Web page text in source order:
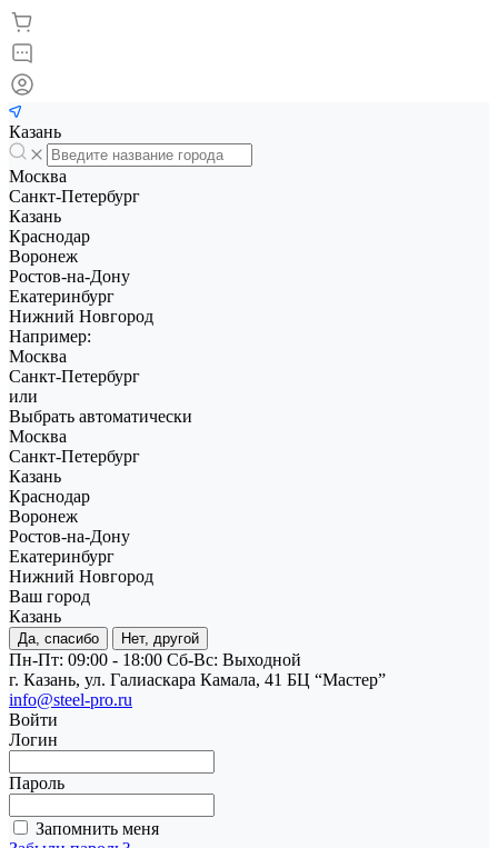
Казань
Москва
Санкт-Петербург
Казань
Краснодар
Воронеж
Ростов-на-Дону
Екатеринбург
Нижний Новгород
Например:
Москва
Санкт-Петербург
или
Выбрать автоматически
Москва
Санкт-Петербург
Казань
Краснодар
Воронеж
Ростов-на-Дону
Екатеринбург
Нижний Новгород
Ваш город
Казань
Да, спасибо Нет, другой
Пн-Пт: 09:00 - 18:00 Cб-Вс: Выходной
г. Казань, ул. Галиаскара Камала, 41 БЦ “Мастер”
info@steel-pro.ru
Войти
Логин
Пароль
Запомнить меня